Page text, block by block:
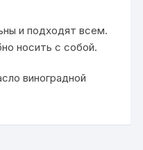
и подходят всем.
носить с собой.
виноградной